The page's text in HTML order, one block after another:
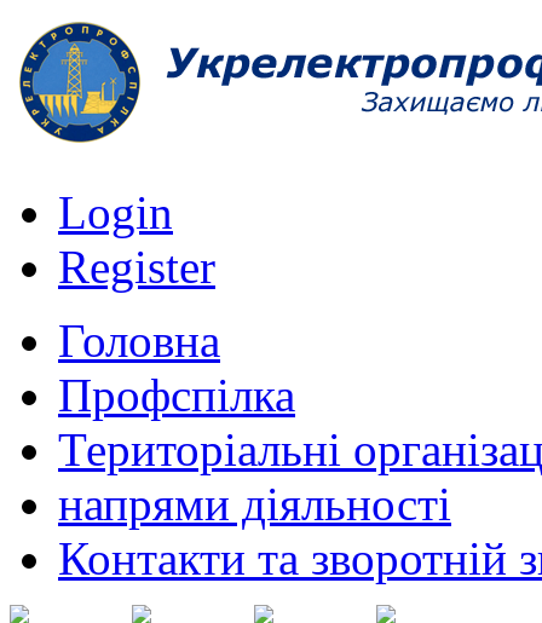
Login
Register
Головна
Профспілка
Територіальні
напрями діяльності
Контакти та зворотній